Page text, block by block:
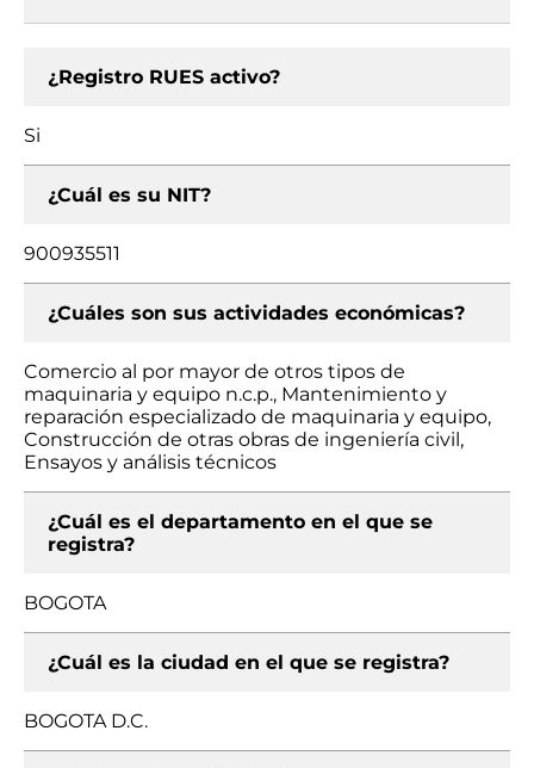
¿Registro RUES activo?
Si
¿Cuál es su NIT?
900935511
¿Cuáles son sus actividades económicas?
Comercio al por mayor de otros tipos de
maquinaria y equipo n.c.p., Mantenimiento y
reparación especializado de maquinaria y equipo,
Construcción de otras obras de ingeniería civil,
Ensayos y análisis técnicos
¿Cuál es el departamento en el que se
registra?
BOGOTA
¿Cuál es la ciudad en el que se registra?
BOGOTA D.C.